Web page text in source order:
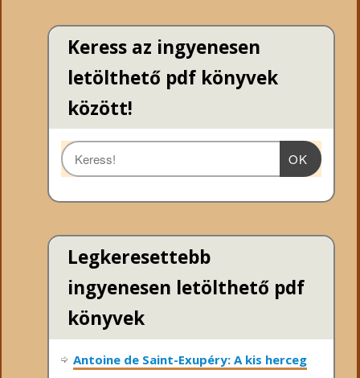
Keress az ingyenesen
letölthető pdf könyvek
között!
OK
Legkeresettebb
ingyenesen letölthető pdf
könyvek
Antoine de Saint-Exupéry: A kis herceg